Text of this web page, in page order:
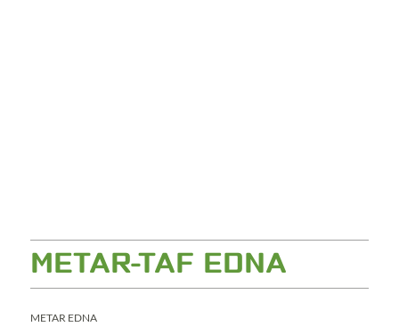
METAR-TAF EDNA
METAR EDNA